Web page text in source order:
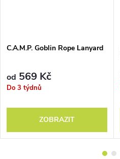
C.A.M.P. Goblin Rope Lanyard
od 569 Kč
Do 3 týdnů
ZOBRAZIT